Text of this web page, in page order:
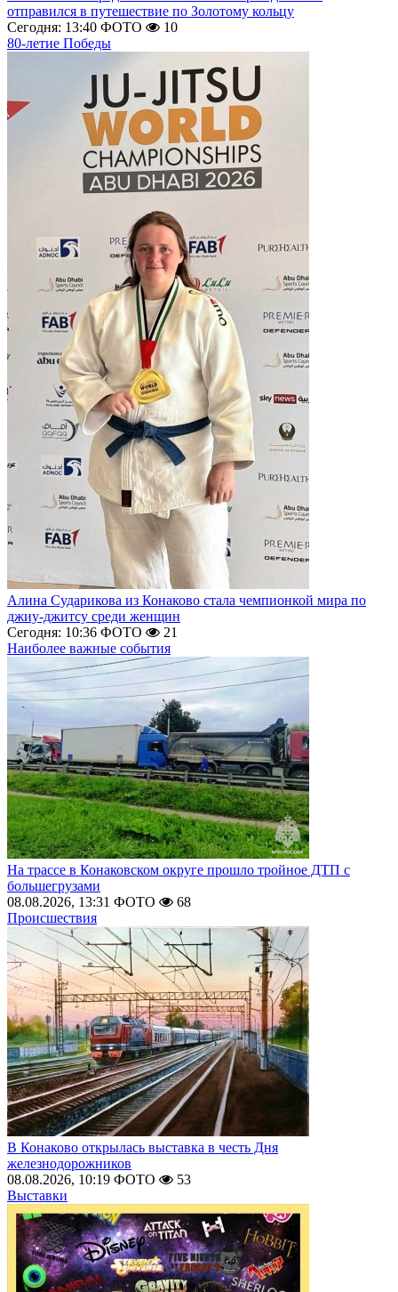
отправился в путешествие по Золотому кольцу
Сегодня: 13:40 ФОТО
10
80-летие Победы
Алина Сударикова из Конаково стала чемпионкой мира по
джиу-джитсу среди женщин
Сегодня: 10:36 ФОТО
21
Наиболее важные события
На трассе в Конаковском округе прошло тройное ДТП с
большегрузами
08.08.2026, 13:31 ФОТО
68
Происшествия
В Конаково открылась выставка в честь Дня
железнодорожников
08.08.2026, 10:19 ФОТО
53
Выставки